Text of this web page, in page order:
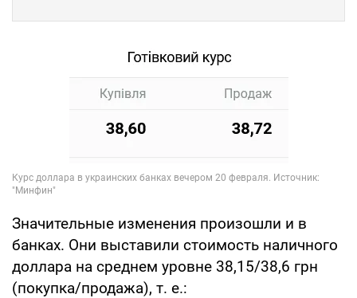
Значительные изменения произошли и в
банках. Они выставили стоимость наличного
доллара на среднем уровне 38,15/38,6 грн
(покупка/продажа), т. е.: